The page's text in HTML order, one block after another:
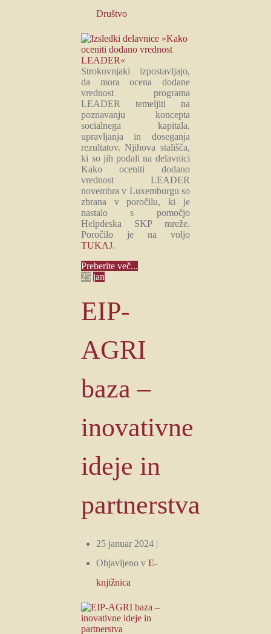
Društvo
Strokovnjaki izpostavljajo,
da mora ocena dodane
vrednost programa
LEADER temeljiti na
poznavanju koncepta
socialnega kapitala,
upravljanja in doseganja
rezultatov. Njihova stališča,
ki so jih podali na delavnici
Kako oceniti dodano
vrednost LEADER
novembra v Luxemburgu so
zbrana v poročilu, ki je
nastalo s pomočjo
Helpdeska SKP mreže.
Poročilo je na voljo
TUKAJ.
Preberite več...
25 jan
EIP-
AGRI
baza –
inovativne
ideje in
partnerstva
25 januar 2024 |
Objavljeno v E-
knjižnica